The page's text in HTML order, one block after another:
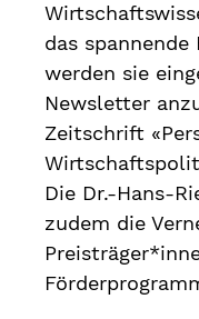
das spannende
werden sie
Newsletter
Zeitschrift
Die Dr.-Hans-
zudem die